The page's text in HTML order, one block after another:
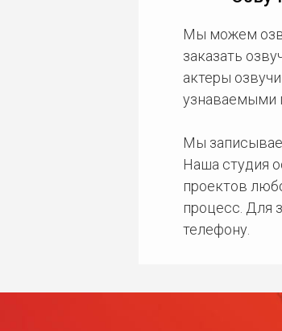
Мы можем
заказать
актеры
узнаваемыми
Мы
Наша студия
проектов
процесс. Для
телефону.